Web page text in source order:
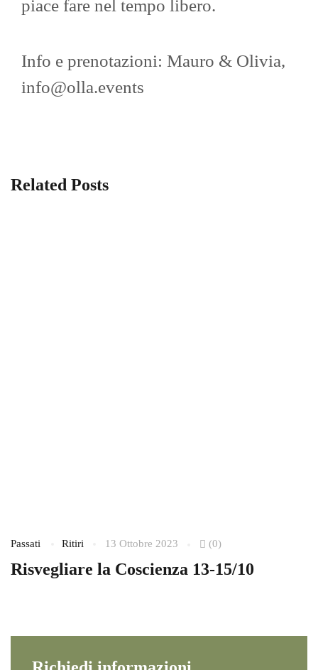
piace fare nel tempo libero.
Info e prenotazioni: Mauro & Olivia,
info@olla.events
Related Posts
Passati Ritiri 13 Ottobre 2023 (0)
Risvegliare la Coscienza 13-15/10